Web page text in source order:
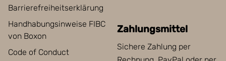
Barrierefreiheitserklärung
Handhabungsinweise FIBC
von Boxon
Code of Conduct
Zahlungsmittel
Sichere Zahlung per